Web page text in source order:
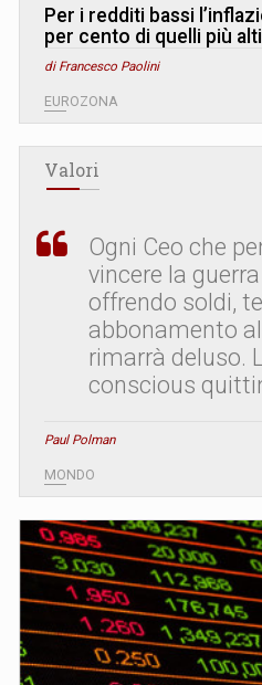
Per i redditi bassi
per cento di quelli più alti
di Francesco Paolini
EUROZONA
Valori
Ogni Ceo che
vincere la
offrendo soldi,
abbonamento
rimarrà deluso.
conscious
Paul Polman
MONDO